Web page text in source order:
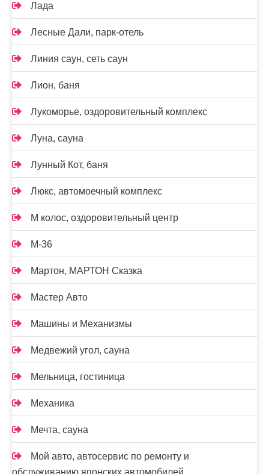
Лада
Лесные Дали, парк-отель
Линия саун, сеть саун
Лион, баня
Лукоморье, оздоровительный комплекс
Луна, сауна
Лунный Кот, баня
Люкс, автомоечный комплекс
М колос, оздоровительный центр
М-36
Мартон, МАРТОН Сказка
Мастер Авто
Машины и Механизмы
Медвежий угол, сауна
Мельница, гостиница
Механика
Мечта, сауна
Мой авто, автосервис по ремонту и
обслуживанию японских автомобилей